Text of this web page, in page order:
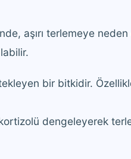
aşırı terlemeye
bir bitkidir.
dengeleyerek